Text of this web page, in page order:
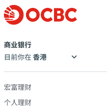
商业银行
目前你在
宏富理财
个人理财